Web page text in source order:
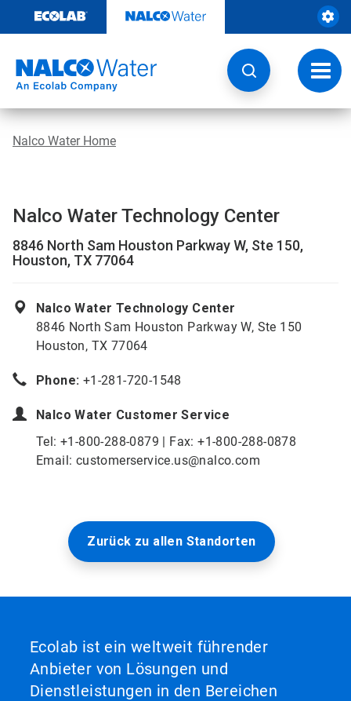
Inhalt
Nalco Water Home
Nalco Water Technology Center
8846 North Sam Houston Parkway W, Ste 150,
Houston, TX 77064
Nalco Water Technology Center
8846 North Sam Houston Parkway W, Ste 150
Houston, TX 77064
Phone: +1-281-720-1548
Nalco Water Customer Service
Tel: +1-800-288-0879 | Fax: +1-800-288-0878
Email: customerservice.us@nalco.com
Zurück zu allen Standorten
Ecolab ist ein weltweit führender
Anbieter von Lösungen und
Dienstleistungen in den Bereichen